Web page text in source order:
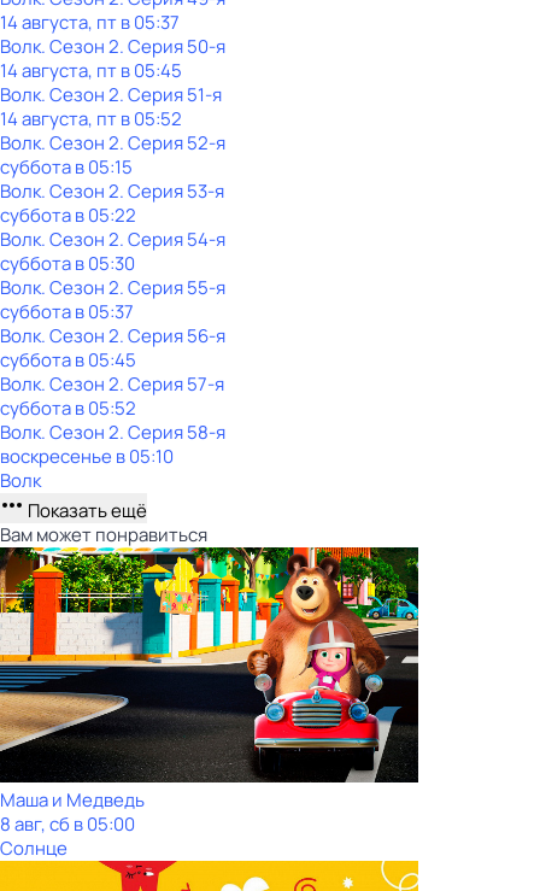
14 августа, пт в 05:37
Волк. Сезон 2. Серия 50-я
14 августа, пт в 05:45
Волк. Сезон 2. Серия 51-я
14 августа, пт в 05:52
Волк. Сезон 2. Серия 52-я
субботав05:15
Волк. Сезон 2. Серия 53-я
субботав05:22
Волк. Сезон 2. Серия 54-я
субботав05:30
Волк. Сезон 2. Серия 55-я
субботав05:37
Волк. Сезон 2. Серия 56-я
субботав05:45
Волк. Сезон 2. Серия 57-я
субботав05:52
Волк. Сезон 2. Серия 58-я
воскресенье в05:10
Волк
Показать ещё
Вам может понравиться
Маша и Медведь
8 авг, сб в 05:00
Солнце